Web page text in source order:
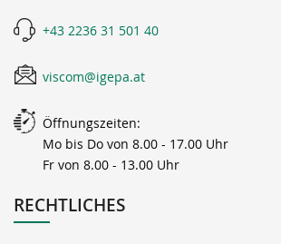
+43 2236 31 501 40
viscom@igepa.at
Öffnungszeiten:
Mo bis Do von 8.00 - 17.00 Uhr
Fr von 8.00 - 13.00 Uhr
RECHTLICHES